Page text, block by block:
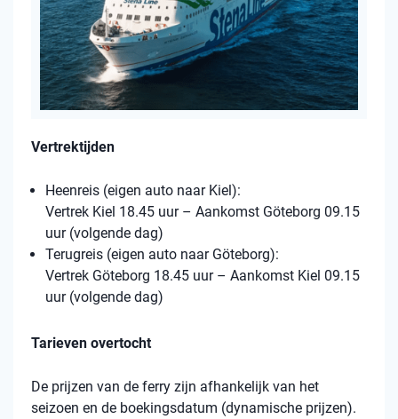
Vertrektijden
Heenreis (eigen auto naar Kiel):
Vertrek Kiel 18.45 uur – Aankomst Göteborg 09.15
uur (volgende dag)
Terugreis (eigen auto naar Göteborg):
Vertrek Göteborg 18.45 uur – Aankomst Kiel 09.15
uur (volgende dag)
Tarieven overtocht
De prijzen van de ferry zijn afhankelijk van het
seizoen en de boekingsdatum (dynamische prijzen).